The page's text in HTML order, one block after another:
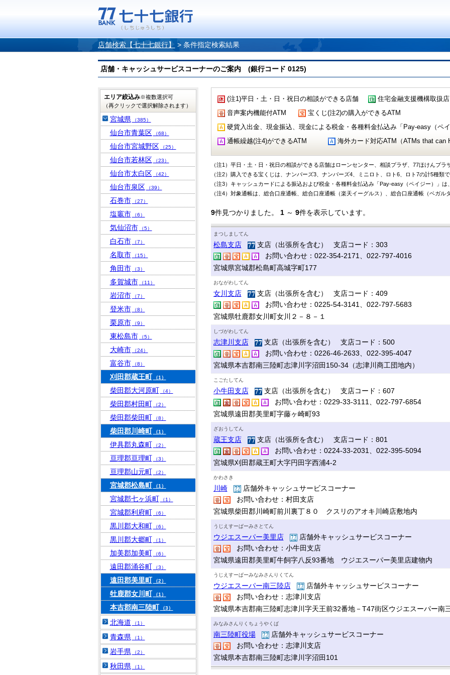
店舗検索【七十七銀行】 > 条件指定検索結果
店舗・キャッシュサービスコーナーのご案内 (銀行コード 0125)
(注1)平日・土・日・祝日の相談ができる店舗 住宅金融支援機構取扱店
音声案内機能付ATM
宝くじ(注2)の購入ができるATM
硬貨入出金、現金振込、現金による税金・各種料金払込み「Pay-easy（ペ
通帳繰越(注4)ができるATM
海外カード対応ATM（ATMs that can
（注1）平日・土・日・祝日の相談ができる店舗はローンセンター、相談プラザ、77ほけんプラ
（注2）購入できる宝くじは、ナンバーズ3、ナンバーズ4、ミニロト、ロト6、ロト7の計5種類で
（注3）キャッシュカードによる振込および税金・各種料金払込み「Pay-easy（ペイジー）」は
（注4）対象通帳は、総合口座通帳、総合口座通帳（楽天イーグルス）、総合口座通帳（ベガル
9件見つかりました。 1～ 9件を表示しています。
まつしましてん
松島支店
支店（出張所を含む） 支店コード：303
お問い合わせ：022-354-2171、022-797-4016
宮城県宮城郡松島町高城字町177
おながわしてん
女川支店
支店（出張所を含む） 支店コード：409
お問い合わせ：0225-54-3141、022-797-5683
宮城県牡鹿郡女川町女川２－８－１
しづがわしてん
志津川支店
支店（出張所を含む） 支店コード：500
お問い合わせ：0226-46-2633、022-395-4047
宮城県本吉郡南三陸町志津川字沼田150-34（志津川商工団地内）
こごたしてん
小牛田支店
支店（出張所を含む） 支店コード：607
お問い合わせ：0229-33-3111、022-797-6854
宮城県遠田郡美里町字藤ヶ崎町93
ざおうしてん
蔵王支店
支店（出張所を含む） 支店コード：801
お問い合わせ：0224-33-2031、022-395-5094
宮城県刈田郡蔵王町大字円田字西浦4-2
かわさき
川崎
店舗外キャッシュサービスコーナー
お問い合わせ：村田支店
宮城県柴田郡川崎町前川裏丁８０ クスリのアオキ川崎店敷地内
うじえすーぱーみさとてん
ウジエスーパー美里店
店舗外キャッシュサービスコーナー
お問い合わせ：小牛田支店
宮城県遠田郡美里町牛飼字八反93番地 ウジエスーパー美里店建物内
うじえすーぱーみなみさんりくてん
ウジエスーパー南三陸店
店舗外キャッシュサービスコーナー
お問い合わせ：志津川支店
宮城県本吉郡南三陸町志津川字天王前32番地－T47街区ウジエスーパー南
みなみさんりくちょうやくば
南三陸町役場
店舗外キャッシュサービスコーナー
お問い合わせ：志津川支店
宮城県本吉郡南三陸町志津川字沼田101
エリア絞込み※複数選択可
（再クリックで選択解除されます）
宮城県 （385）
仙台市青葉区 （68）
仙台市宮城野区 （25）
仙台市若林区 （23）
仙台市太白区 （42）
仙台市泉区 （39）
石巻市 （27）
塩竈市 （6）
気仙沼市 （5）
白石市 （7）
名取市 （15）
角田市 （3）
多賀城市 （11）
岩沼市 （7）
登米市 （8）
栗原市 （9）
東松島市 （5）
大崎市 （24）
富谷市 （8）
刈田郡蔵王町 （1）
柴田郡大河原町 （4）
柴田郡村田町 （2）
柴田郡柴田町 （8）
柴田郡川崎町 （1）
伊具郡丸森町 （2）
亘理郡亘理町 （3）
亘理郡山元町 （2）
宮城郡松島町 （1）
宮城郡七ヶ浜町 （1）
宮城郡利府町 （6）
黒川郡大和町 （6）
黒川郡大郷町 （1）
加美郡加美町 （6）
遠田郡涌谷町 （3）
遠田郡美里町 （2）
牡鹿郡女川町 （1）
本吉郡南三陸町 （3）
北海道 （1）
青森県 （1）
岩手県 （2）
秋田県 （1）